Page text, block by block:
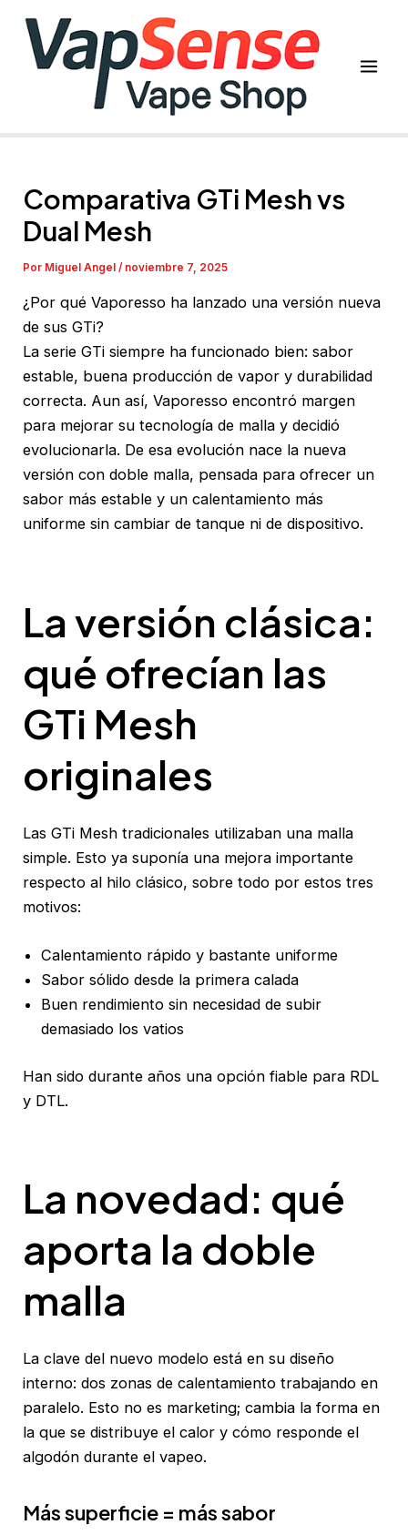
contenido
Comparativa GTi Mesh vs
Dual Mesh
Por Miguel Angel/ noviembre 7, 2025
¿Por qué Vaporesso ha lanzado una versión nueva
de sus GTi?
La serie GTi siempre ha funcionado bien: sabor
estable, buena producción de vapor y durabilidad
correcta. Aun así, Vaporesso encontró margen
para mejorar su tecnología de malla y decidió
evolucionarla. De esa evolución nace la nueva
versión con doble malla, pensada para ofrecer un
sabor más estable y un calentamiento más
uniforme sin cambiar de tanque ni de dispositivo.
La versión clásica:
qué ofrecían las
GTi Mesh
originales
Las GTi Mesh tradicionales utilizaban una malla
simple. Esto ya suponía una mejora importante
respecto al hilo clásico, sobre todo por estos tres
motivos:
Calentamiento rápido y bastante uniforme
Sabor sólido desde la primera calada
Buen rendimiento sin necesidad de subir
demasiado los vatios
Han sido durante años una opción fiable para RDL
y DTL.
La novedad: qué
aporta la doble
malla
La clave del nuevo modelo está en su diseño
interno: dos zonas de calentamiento trabajando en
paralelo. Esto no es marketing; cambia la forma en
la que se distribuye el calor y cómo responde el
algodón durante el vapeo.
Más superficie = más sabor